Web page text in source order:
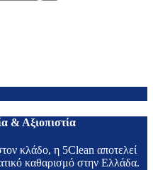
& Αξιοπιστία
κλάδο, η 5Clean αποτελεί
καθαρισμό στην Ελλάδα.